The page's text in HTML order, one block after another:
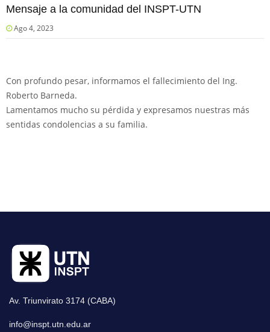
Mensaje a la comunidad del INSPT-UTN
Ago 4, 2023
Con profundo pesar, informamos el fallecimiento del Ing.
Roberto Barneda.
Lamentamos mucho su pérdida y expresamos nuestras más
sentidas condolencias a su familia.
Av. Triunvirato 3174 (CABA)
info@inspt.utn.edu.ar